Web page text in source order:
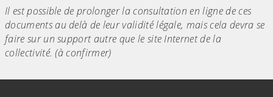
Il est possible de prolonger la consultation en ligne de ces
documents au delà de leur validité légale, mais cela devra se
faire sur un support autre que le site Internet de la
collectivité. (à confirmer)